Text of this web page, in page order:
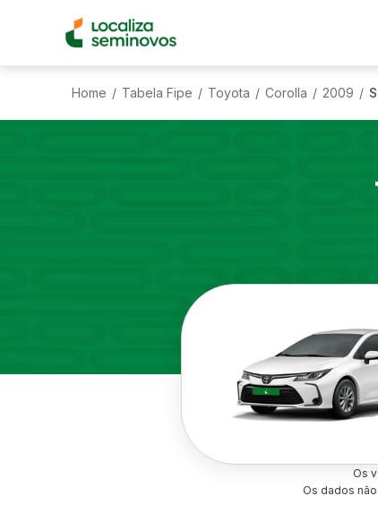
Home / Tabela Fipe / Toyota / Corolla / 2009 /
Os
Os dados